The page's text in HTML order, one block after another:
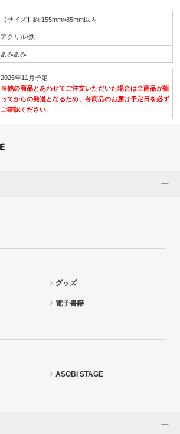
【サイズ】約 155mm×85mm以内
アクリル/鉄
あみあみ
2026年11月予定
※他の商品とあわせてご注文いただいた場合は全商品が揃
ってからの発送となるため、各商品のお届け予定日を必ず
ご確認ください。
グッズ
電子書籍
ASOBI STAGE